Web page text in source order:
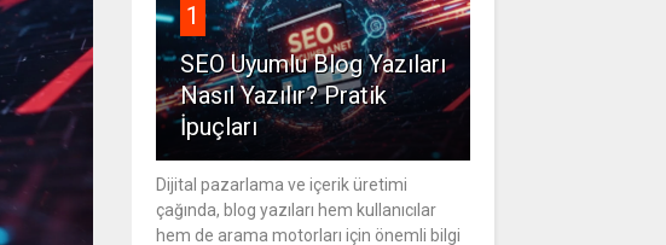
1
SEO Uyumlu Blog Yazıları
Nasıl Yazılır? Pratik
İpuçları
Dijital pazarlama ve içerik üretimi
çağında, blog yazıları hem kullanıcılar
hem de arama motorları için önemli bilgi